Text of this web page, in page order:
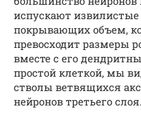
испускают извилистые
покрывающих объем,
превосходит размеры
вместе с его
простой клеткой, мы
стволы ветвящихся
нейронов третьего